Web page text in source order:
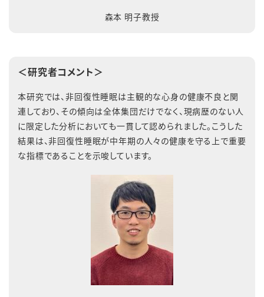
森本 明子教授
＜研究者コメント＞
本研究では、非回復性睡眠は主観的な心身の健康不良と関
連しており、その傾向は全体集団だけでなく、現病歴のない人
に限定した分析においても一貫して認められました。こうした
結果は、非回復性睡眠が中年期の人々の健康を守る上で重要
な指標であることを示唆しています。